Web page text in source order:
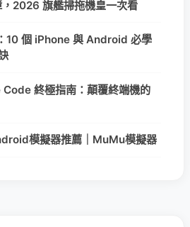
2026 旗艦掃拖機皇一次看
10 個 iPhone 與 Android 必學
終極指南：顛覆終端機的
模擬器推薦｜MuMu模擬器